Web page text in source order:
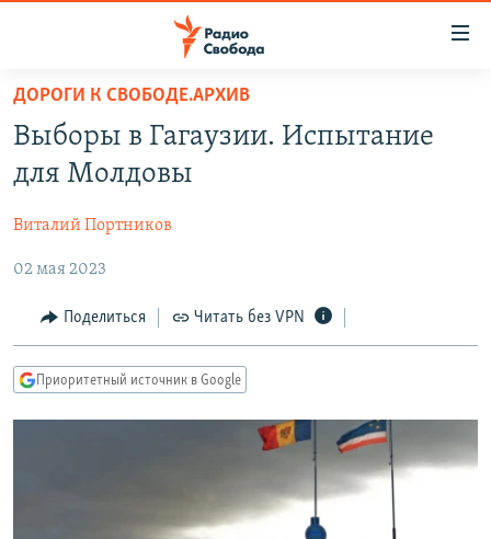
упрощенного
доступа
Вернуться
основному
Вернутся
главной
навигации
Вернутся
ПРОГРАММЫ
ПОДКАСТЫ
ЦИТАТЫ СВОБОДЫ
МНЕНИЯ
КУЛЬТУРА
IDEL.РЕАЛИИ
КАВКАЗ.РЕАЛИИ
РАСПИСАНИЕ ВЕЩАНИЯ
ДОРОГИ К СВОБОДЕ.АРХИВ
Выборы в Гагаузии. Испытание
для Молдовы
Виталий Портников
02 мая 2023
Поделиться Читать без VPN
Приоритетный источник в Google